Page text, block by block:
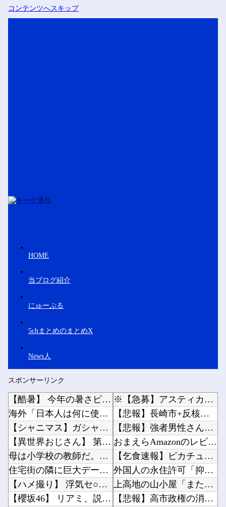
コンテンツへスキップ
HOME
当ブログ紹介
にゅーぷる
5chまとめのまとめX
News人
スポンサーリンク
【酷暑】 今年の暑さピーク終了か？今週から気温も「30℃未満」が続出になるかも
海外「日本人は何に使ってるんだ？」 世界的ブームの日本の食品、買ってみたものの使い道が分か...
【シャニマス】ガシャからP-SSR黛冬優子、S-SSR有栖川夏葉が登場！イベントS-SR福...
【異世界おじさん】 第8話 感想 これが俺の知る最強の生物だ！
母は小学校の教師だ。母が受け持ったクラスの女の子が中学でいじめを受けているようで母を頼って...
住宅街の隣に巨大データセンター爆誕。三井不動産「排熱？低周波音？データはまだ出せません」住...
【ハメ撮り】 浮気セ○クス中に彼氏に電話する女子大生 ← これを現実にやる子が現れる…
【櫻坂46】 リアミ、説教おじさんが現れた模様...
※【急募】アスティカシア高等専門学園で上手くやってく方法他
【悲報】長崎市+反核団体「台湾は中国の一部」他
【悲報】強者男性さん「30超えてデートの練習とかしてる奴なんなんだ？普通は10代の子供がい...
おまえらAmazonのレビューって書いてる？他
【乞食速報】ピカチュウさん、大量に「半額」になってしまうｗｗｗｗｗ他
外国人の永住許可「抑止」案は「生身の人間の運命をもてあそんでいる」 東京・高田馬場で反対ア...
上高地の山小屋「またもハングル表記の不法投棄ゴミ多数……」→韓国メディア「ハングルの書かれ...
【悲報】高市政権の消費税減税に反対している9人の自民党議員が全て判明ｗｗｗｗｗｗ他